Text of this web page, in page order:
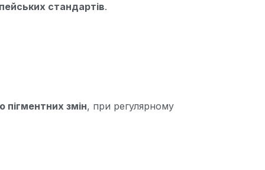
стандартів.
змін, при регулярному